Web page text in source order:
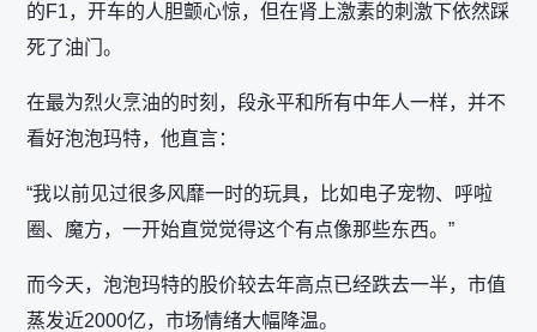
的F1，开车的人胆颤心惊，但在肾上激素的刺激下依然踩
死了油门。
在最为烈火烹油的时刻，段永平和所有中年人一样，并不
看好泡泡玛特，他直言：
“我以前见过很多风靡一时的玩具，比如电子宠物、呼啦
圈、魔方，一开始直觉觉得这个有点像那些东西。”
而今天，泡泡玛特的股价较去年高点已经跌去一半，市值
蒸发近2000亿，市场情绪大幅降温。